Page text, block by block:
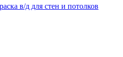
в/д для стен и потолков